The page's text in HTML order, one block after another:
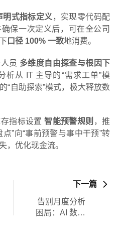
明式指标定义 ，实现零代码配
保一次定义后，可在全公司
口径 100% 一致地消费。
员 多维度自由探查与根因下
析从 IT 主导的“需求工单”模
“自助探索”模式，极大释放数
存指标设置智能预警规则 ，推
”向“事前预警与事中干预”转
，优化现金流。
下一篇
告别月度分析
困局：AI 数据